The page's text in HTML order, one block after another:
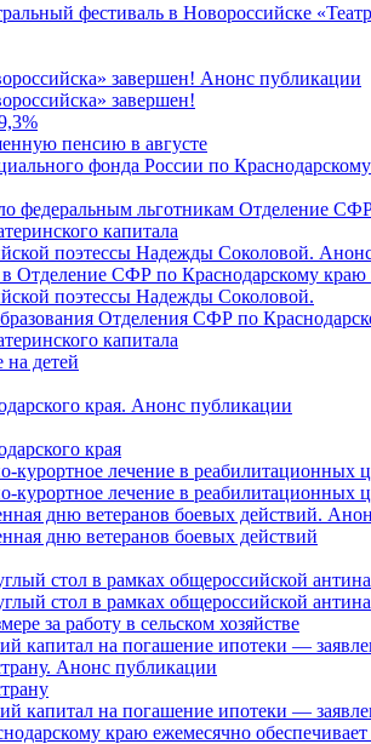
фестиваль в Новороссийске
завершен! Анонс публикации
завершен!
пенсию в августе
фонда России по
федеральным льготникам Отделение
капитала
поэтессы Надежды Соколовой.
в Отделение СФР по Краснодарскому
поэтессы Надежды Соколовой.
Отделения СФР по
капитала
детей
края. Анонс публикации
края
курортное лечение в
лечение в реабилитационных
дню ветеранов боевых действий.
дню ветеранов боевых действий
стол в рамках общероссийской
стол в рамках общероссийской
за работу в сельском хозяйстве
капитал на погашение ипотеки —
Анонс публикации
капитал на погашение ипотеки —
краю ежемесячно